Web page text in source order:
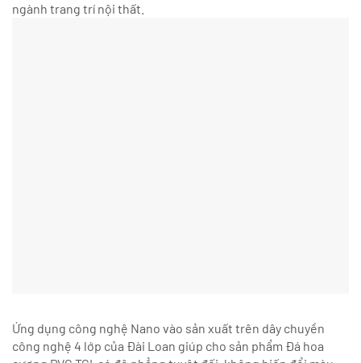
ngành trang trí nội thất.
Ứng dụng công nghệ Nano vào sản xuất trên dây chuyền
công nghệ 4 lớp của Đài Loan giúp cho sản phẩm Đá hoa